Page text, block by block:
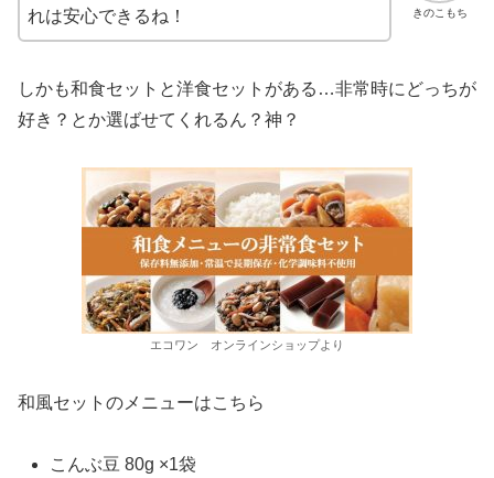
きのこもち
れは安心できるね！
しかも和食セットと洋食セットがある…非常時にどっちが
好き？とか選ばせてくれるん？神？
エコワン オンラインショップより
和風セットのメニューはこちら
こんぶ豆 80g ×1袋